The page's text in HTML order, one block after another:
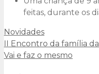
feitas, durante os
Categorias
Novidades
II Encontro da família
Vai e faz o mesmo